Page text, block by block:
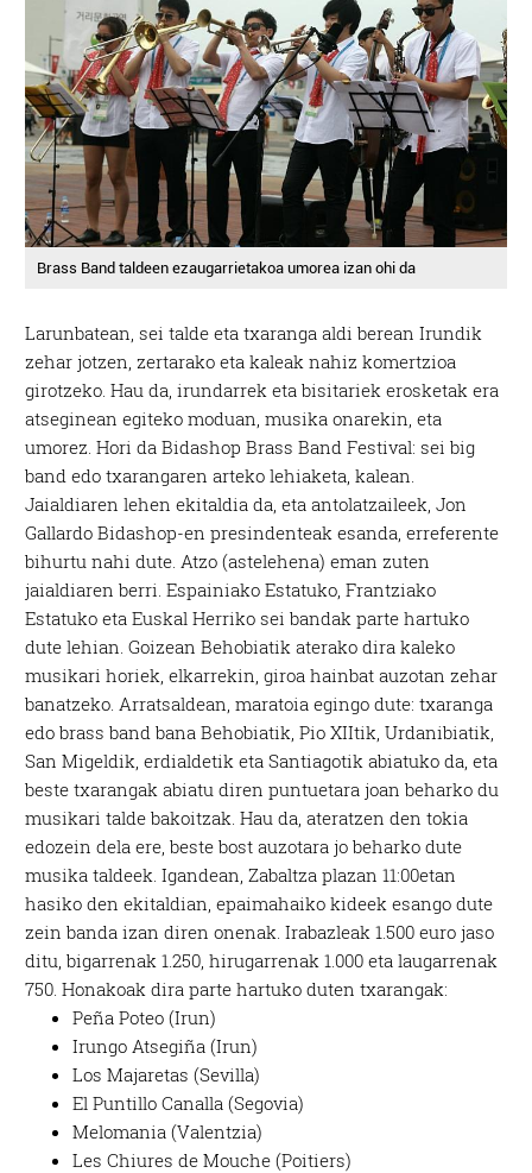
Brass Band taldeen ezaugarrietakoa umorea izan ohi da
Larunbatean, sei talde eta txaranga aldi berean Irundik
zehar jotzen, zertarako eta kaleak nahiz komertzioa
girotzeko. Hau da, irundarrek eta bisitariek erosketak era
atseginean egiteko moduan, musika onarekin, eta
umorez. Hori da Bidashop Brass Band Festival: sei big
band edo txarangaren arteko lehiaketa, kalean.
Jaialdiaren lehen ekitaldia da, eta antolatzaileek, Jon
Gallardo Bidashop-en presindenteak esanda, erreferente
bihurtu nahi dute. Atzo (astelehena) eman zuten
jaialdiaren berri. Espainiako Estatuko, Frantziako
Estatuko eta Euskal Herriko sei bandak parte hartuko
dute lehian. Goizean Behobiatik aterako dira kaleko
musikari horiek, elkarrekin, giroa hainbat auzotan zehar
banatzeko. Arratsaldean, maratoia egingo dute: txaranga
edo brass band bana Behobiatik, Pio XIItik, Urdanibiatik,
San Migeldik, erdialdetik eta Santiagotik abiatuko da, eta
beste txarangak abiatu diren puntuetara joan beharko du
musikari talde bakoitzak. Hau da, ateratzen den tokia
edozein dela ere, beste bost auzotara jo beharko dute
musika taldeek. Igandean, Zabaltza plazan 11:00etan
hasiko den ekitaldian, epaimahaiko kideek esango dute
zein banda izan diren onenak. Irabazleak 1.500 euro jaso
ditu, bigarrenak 1.250, hirugarrenak 1.000 eta laugarrenak
750. Honakoak dira parte hartuko duten txarangak:
Peña Poteo (Irun)
Irungo Atsegiña (Irun)
Los Majaretas (Sevilla)
El Puntillo Canalla (Segovia)
Melomania (Valentzia)
Les Chiures de Mouche (Poitiers)